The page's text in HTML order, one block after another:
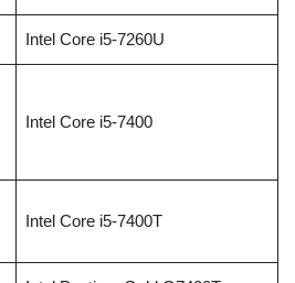
Intel Core i5-7260U
Intel Core i5-7400
Intel Core i5-7400T